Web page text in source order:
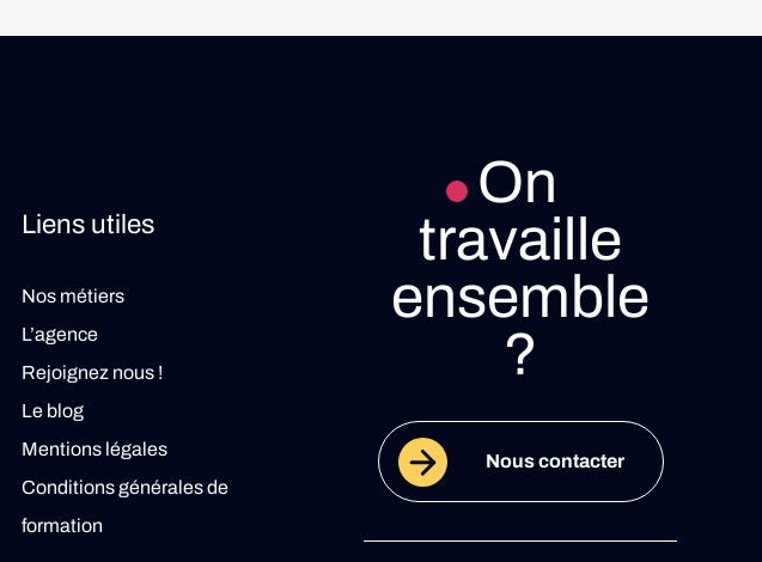
Liens utiles
Nos métiers
L’agence
Rejoignez nous !
Le blog
Mentions légales
Conditions générales de
formation
On
travaille
ensemble
?
Nous contacter